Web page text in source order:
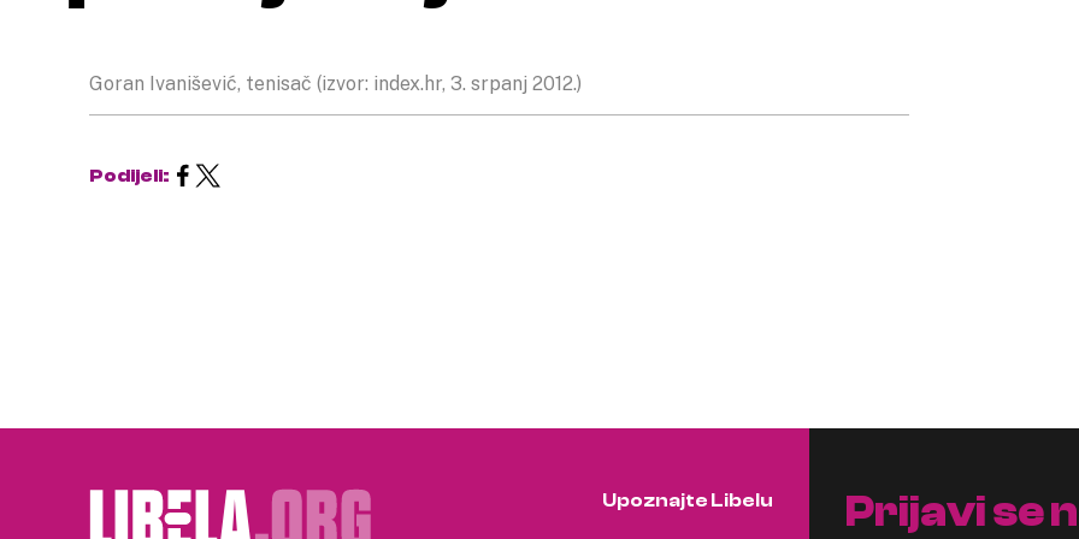
Goran Ivanišević, tenisač (izvor: index.hr, 3. srpanj 2012.)
Podijeli:
Upoznajte Libelu
Prijavi se